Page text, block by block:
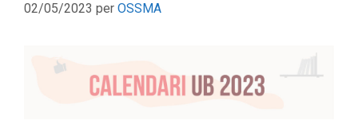
02/05/2023 per OSSMA